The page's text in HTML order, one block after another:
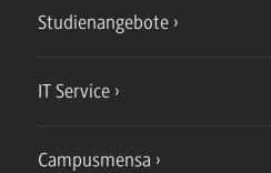
Studienangebote
IT Service
Campusmensa